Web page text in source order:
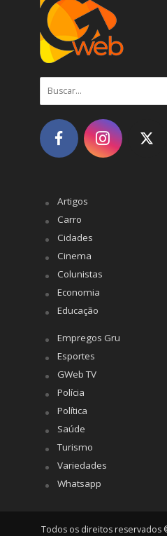
Artigos
Carro
Cidades
Cinema
Colunistas
Economia
Educação
Empregos Gru
Esportes
GWeb TV
Polícia
Política
Saúde
Turismo
Variedades
Whatsapp
Todos os direitos reservados